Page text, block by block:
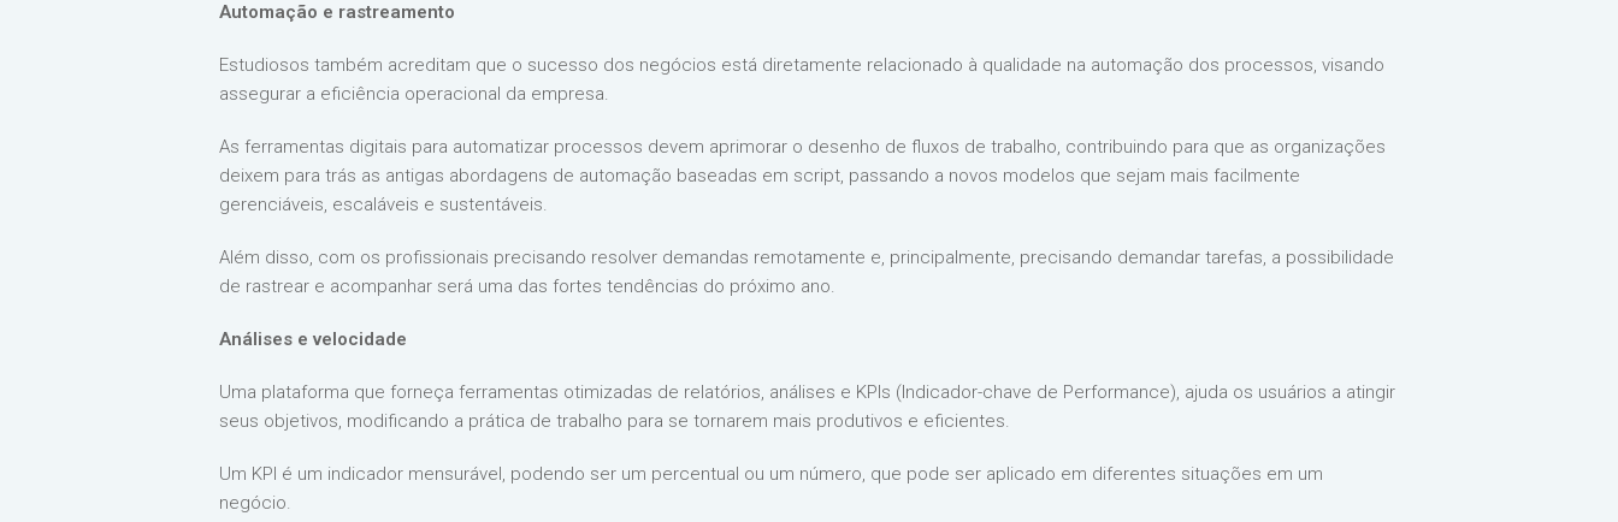
Automação e rastreamento
Estudiosos também acreditam que o sucesso dos negócios está diretamente relacionado à qualidade na automação dos processos, visando
assegurar a eficiência operacional da empresa.
As ferramentas digitais para automatizar processos devem aprimorar o desenho de fluxos de trabalho, contribuindo para que as organizações
deixem para trás as antigas abordagens de automação baseadas em script, passando a novos modelos que sejam mais facilmente
gerenciáveis, escaláveis e sustentáveis.
Além disso, com os profissionais precisando resolver demandas remotamente e, principalmente, precisando demandar tarefas, a possibilidade
de rastrear e acompanhar será uma das fortes tendências do próximo ano.
Análises e velocidade
Uma plataforma que forneça ferramentas otimizadas de relatórios, análises e KPIs (Indicador-chave de Performance), ajuda os usuários a atingir
seus objetivos, modificando a prática de trabalho para se tornarem mais produtivos e eficientes.
Um KPI é um indicador mensurável, podendo ser um percentual ou um número, que pode ser aplicado em diferentes situações em um
negócio.